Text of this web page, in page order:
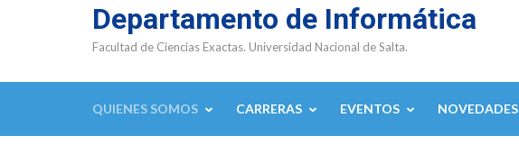
Departamento de Informática
Facultad de Ciencias Exactas. Universidad Nacional de Salta.
QUIENES SOMOS CARRERAS EVENTOS NOVEDADES